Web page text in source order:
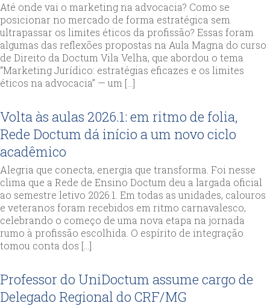
Até onde vai o marketing na advocacia? Como se
posicionar no mercado de forma estratégica sem
ultrapassar os limites éticos da profissão? Essas foram
algumas das reflexões propostas na Aula Magna do curso
de Direito da Doctum Vila Velha, que abordou o tema
“Marketing Jurídico: estratégias eficazes e os limites
éticos na advocacia” — um […]
Volta às aulas 2026.1: em ritmo de folia,
Rede Doctum dá início a um novo ciclo
acadêmico
Alegria que conecta, energia que transforma. Foi nesse
clima que a Rede de Ensino Doctum deu a largada oficial
ao semestre letivo 2026.1. Em todas as unidades, calouros
e veteranos foram recebidos em ritmo carnavalesco,
celebrando o começo de uma nova etapa na jornada
rumo à profissão escolhida. O espírito de integração
tomou conta dos […]
Professor do UniDoctum assume cargo de
Delegado Regional do CRF/MG